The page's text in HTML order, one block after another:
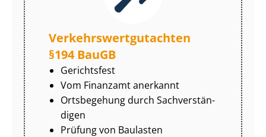
Ver­kehrs­wert­gut­ach­ten
§194 BauGB
Gerichtsfest
Vom Finanzamt anerkannt
Ortsbegehung durch Sach­ver­stän­
di­gen
Prüfung von Baulasten